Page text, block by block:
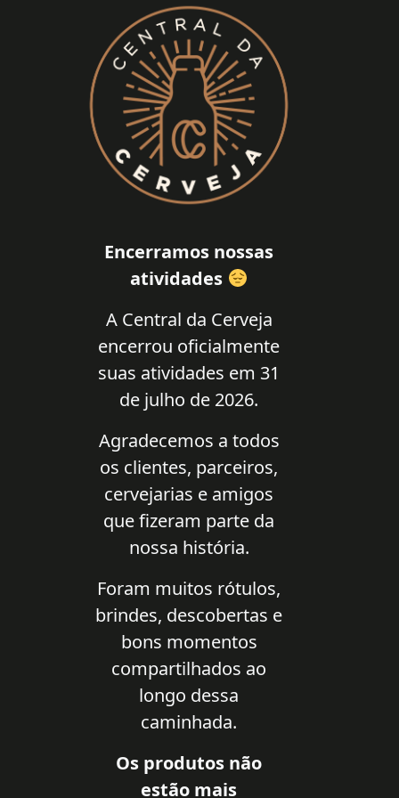
Encerramos nossas
atividades
A Central da Cerveja
encerrou oficialmente
suas atividades em 31
de julho de 2026.
Agradecemos a todos
os clientes, parceiros,
cervejarias e amigos
que fizeram parte da
nossa história.
Foram muitos rótulos,
brindes, descobertas e
bons momentos
compartilhados ao
longo dessa
caminhada.
Os produtos não
estão mais